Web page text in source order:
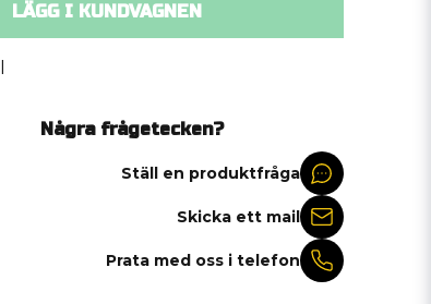
LÄGG I KUNDVAGNEN
Några frågetecken?
Ställ en produktfråga
Skicka ett mail
Prata med oss i telefon